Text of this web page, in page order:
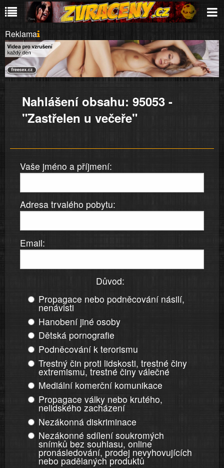
Reklama
Nahlášení obsahu: 95053 -
"Zastřelen u večeře"
Vaše jméno a příjmení:
Adresa trvalého pobytu:
Email:
Důvod:
Propagace nebo podněcování násilí,
nenávisti
Hanobení jiné osoby
Dětská pornografie
Podněcování k terorismu
Trestný čin proti lidskosti, trestné činy
extremismu, trestné činy válečné
Mediální komerční komunikace
Propagace války nebo krutého,
nelidského zacházení
Nezákonná diskriminace
Nezákonné sdílení soukromých
snímků bez souhlasu, online
pronásledování, prodej nevyhovujících
nebo padělaných produktů